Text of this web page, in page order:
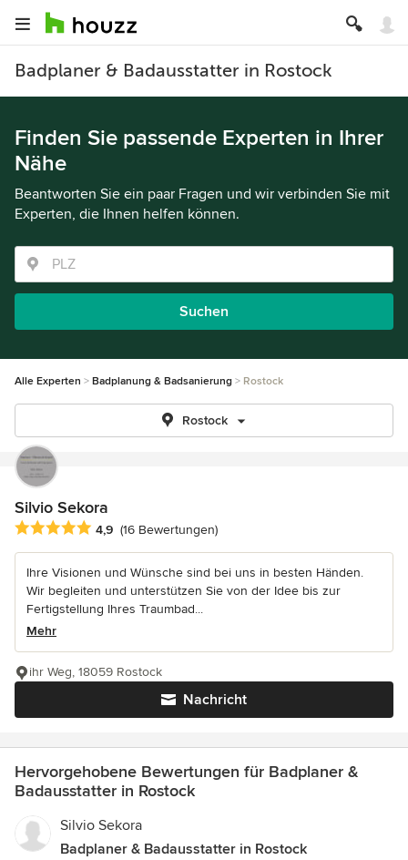
Badplaner & Badausstatter in Rostock
Finden Sie passende Experten in Ihrer
Nähe
Beantworten Sie ein paar Fragen und wir verbinden Sie mit
Experten, die Ihnen helfen können.
Suchen
Alle Experten Badplanung & Badsanierung Rostock
Rostock
Silvio Sekora
Durchschnittliche Bewertung: 4.9 von 5 Sternen
4,9 (16 Bewertungen)
Ihre Visionen und Wünsche sind bei uns in besten Händen.
Wir begleiten und unterstützen Sie von der Idee bis zur
Fertigstellung Ihres Traumbad...
Mehr
Nachricht
ihr Weg, 18059 Rostock
Hervorgehobene Bewertungen für Badplaner &
Badausstatter in Rostock
Silvio Sekora
Badplaner & Badausstatter in Rostock